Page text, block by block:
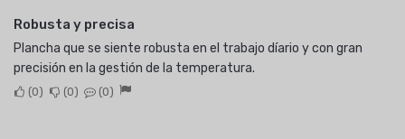
Robusta y precisa
Plancha que se siente robusta en el trabajo díario y con gran
precisión en la gestión de la temperatura.
0 0 0